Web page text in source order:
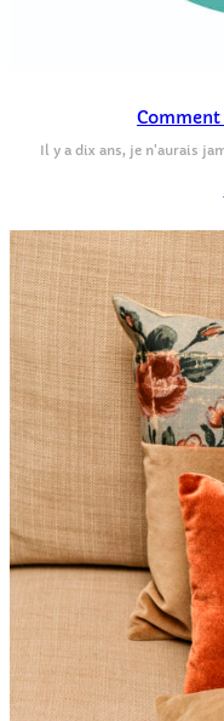
Il y a dix ans, je n’aurais